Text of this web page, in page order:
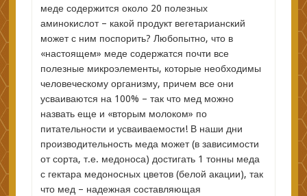
меде содержится около 20 полезных
аминокислот – какой продукт вегетарианский
может с ним поспорить? Любопытно, что в
«настоящем» меде содержатся почти все
полезные микроэлементы, которые необходимы
человеческому организму, причем все они
усваиваются на 100% – так что мед можно
назвать еще и «вторым молоком» по
питательности и усваиваемости! В наши дни
производительность меда может (в зависимости
от сорта, т.е. медоноса) достигать 1 тонны меда
с гектара медоносных цветов (белой акации), так
что мед – надежная составляющая